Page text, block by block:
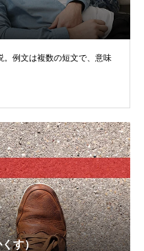
。例文は複数の短文で、意味
す）